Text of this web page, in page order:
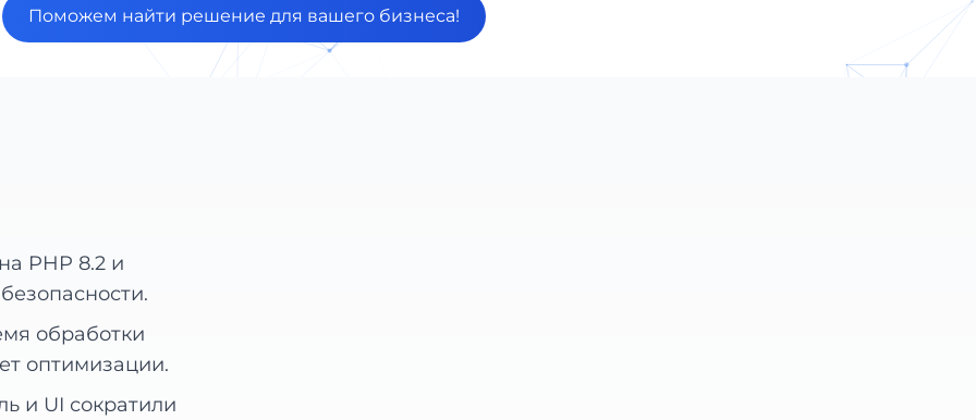
Поможем найти решение для вашего бизнеса!
PHP 8.2 и
обработки
оптимизации.
и UI сократили